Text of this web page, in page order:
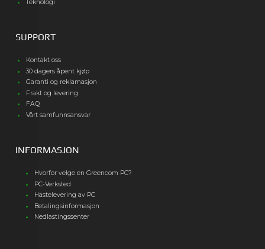
Teknologi
SUPPORT
Kontakt oss
30 dagers åpent kjøp
Garanti og reklamasjon
Frakt og levering
FAQ
Vårt samfunnsansvar
INFORMASJON
Hvorfor velge en Greencom PC?
PC-Verksted
Hastelevering av PC
Betalingsinformasjon
Nedlastingssenter